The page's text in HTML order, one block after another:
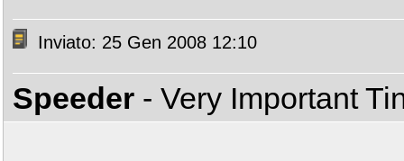
Inviato: 25 Gen 2008 12:10
Speeder - Very Important